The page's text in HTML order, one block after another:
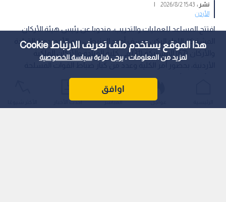
هذا الموقع يستخدم ملف تعريف الارتباط Cookie
لمزيد من المعلومات ، يرجى قراءةسياسة الخصوصية
اوافق
نشر :15:43 2026/8/2
|
الأردن
افتتح المساعد للعمليات والتدريب، مندوبا عن رئيس هيئة الأركان
المشتركة اللواء الركن يوسف أحمد الحنيطي، يوم الأحد، دورة القيادة
والأركان (67) المشتركة (31) في كلية القيادة والأركان الملكية
والأجهزة الأمنية والملحقين العسكريين للدول الشقيقة والصديقة.
عواجل المباشر أحدث الأخبار